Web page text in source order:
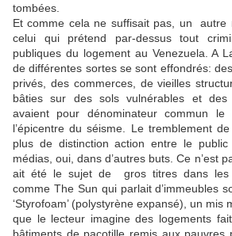
tombées.
Et comme cela ne suffisait pas, un autre
celui qui prétend par-dessus tout
publiques du logement au Venezuela. A
de différentes sortes se sont effondrés:
privés, des commerces, de vieilles
bâties sur des sols vulnérables et des
avaient pour dénominateur commun le
l’épicentre du séisme. Le tremblement
plus de distinction action entre le
médias, oui, dans d’autres buts. Ce n’est
ait été le sujet de gros titres dans les
comme The Sun qui parlait d’immeubles
‘Styrofoam’ (polystyrène expansé), un mis
que le lecteur imagine des logements